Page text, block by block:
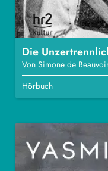
Die
Von Simone de
Hörbuch